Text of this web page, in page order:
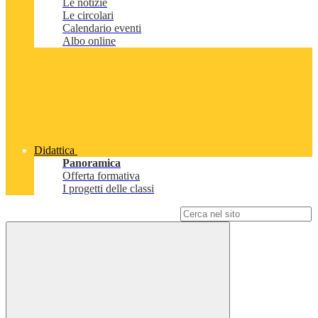
Le notizie
Le circolari
Calendario eventi
Albo online
Didattica
Panoramica
Offerta formativa
I progetti delle classi